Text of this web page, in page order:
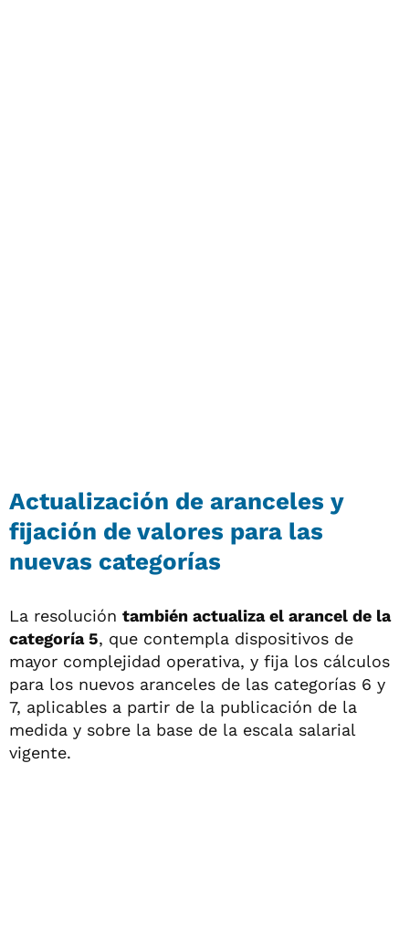
Actualización de aranceles y
fijación de valores para las
nuevas categorías
La resolución también actualiza el arancel de la
categoría 5, que contempla dispositivos de
mayor complejidad operativa, y fija los cálculos
para los nuevos aranceles de las categorías 6 y
7, aplicables a partir de la publicación de la
medida y sobre la base de la escala salarial
vigente.